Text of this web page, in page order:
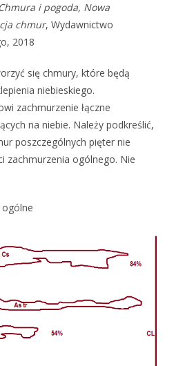
Chmura i pogoda, Nowa
chmur, Wydawnictwo
2018
się chmury, które będą
niebieskiego.
zachmurzenie łączne
na niebie. Należy podkreślić,
poszczególnych pięter nie
zachmurzenia ogólnego. Nie